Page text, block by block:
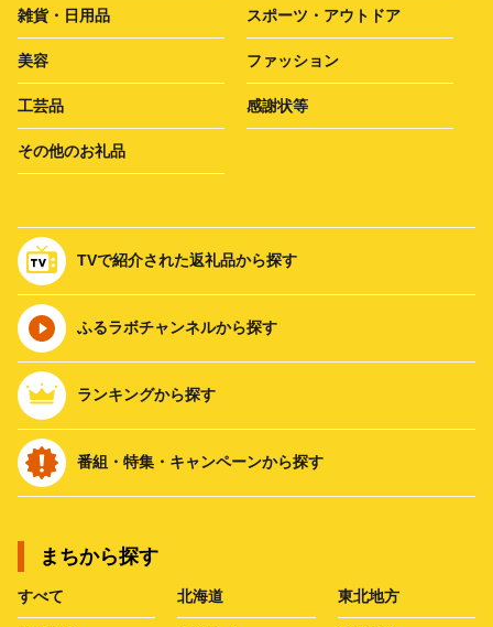
雑貨・日用品 スポーツ・アウトドア
美容 ファッション
工芸品 感謝状等
その他のお礼品
TVで紹介された返礼品から探す
ふるラボチャンネルから探す
ランキングから探す
番組・特集・キャンペーンから探す
まちから探す
すべて 北海道 東北地方